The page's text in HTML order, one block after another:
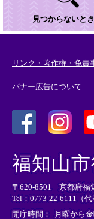
見つからないと
リンク・著作権・免責
バナー広告について
外
部
リ
ン
ク
＞
外
リ
ン
ク
＞
外
部
ン
ク
＞
福知山
〒620-8501 京都府福
Tel：0773-22-6111（代
開庁時間：
月曜から